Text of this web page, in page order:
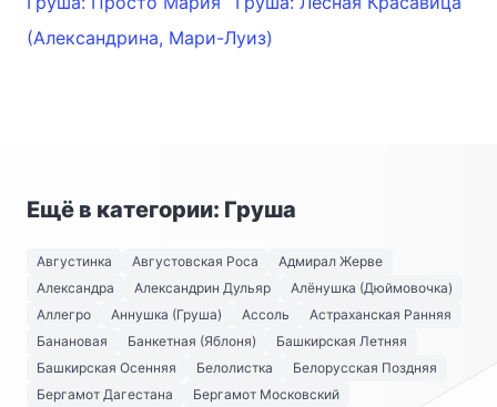
(Александрина, Мари-Луиз)
Ещё в категории: Груша
Августинка Августовская Роса
Адмирал Жерве
Александра
Александрин Дульяр
Алёнушка (Дюймовочка)
Аллегро
Аннушка (Груша) Ассоль
Астраханская Ранняя
Банановая
Банкетная (Яблоня)
Башкирская Летняя
Башкирская Осенняя
Белолистка
Белорусская Поздняя
Бергамот Дагестана
Бергамот Московский